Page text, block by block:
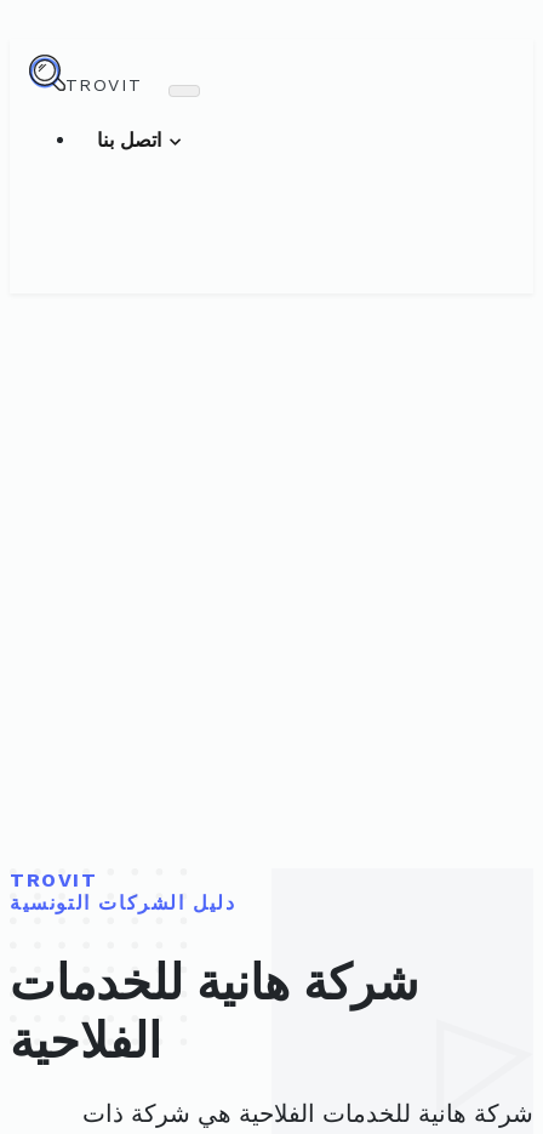
TROVIT
TROVIT
دليل الشركات التونسية
شركة هانية للخدمات
الفلاحية
شركة هانية للخدمات الفلاحية هي شركة ذات